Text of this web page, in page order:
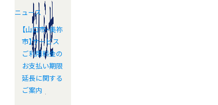
ニュース
【山口市・美祢
市】サービス
ご利用料金の
お支払い期限
延長に関する
ご案内